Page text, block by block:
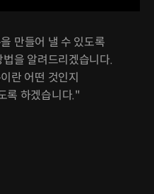
만들어 낼 수 있도록
을 알려드리겠습니다.
란 어떤 것인지
록 하겠습니다."